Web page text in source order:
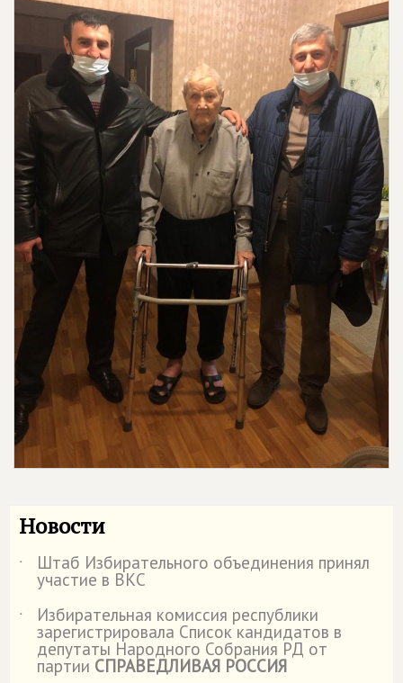
Новости
˙ Штаб Избирательного объединения принял
участие в ВКС
˙
Избирательная комиссия республики
зарегистрировала Список кандидатов в
депутаты Народного Собрания РД от
партии СПРАВЕДЛИВАЯ РОССИЯ